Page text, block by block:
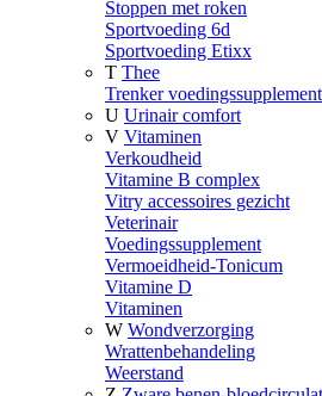
Stoppen met roken
Sportvoeding 6d
Sportvoeding Etixx
T Thee
Trenker
U Urinair comfort
V Vitaminen
Verkoudheid
Vitamine B complex
Vitry accessoires gezicht
Veterinair
Voedingssupplement
Vermoeidheid-Tonicum
Vitamine D
Vitaminen
W Wondverzorging
Wrattenbehandeling
Weerstand